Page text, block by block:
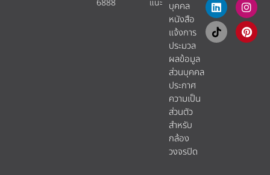
6888 แนะ​ บุคคล
หนังสือ
แจ้งการ
ประมวล
ผลข้อมูล
ส่วนบุคคล
ประกาศ
ความเป็น
ส่วนตัว
สำหรับ
กล้อง
วงจรปิด